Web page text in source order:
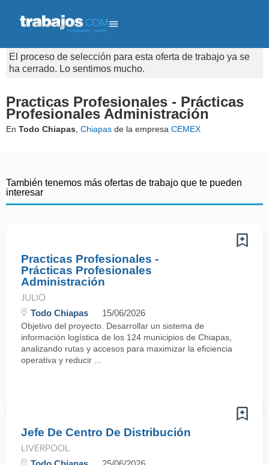
El proceso de selección para esta oferta de trabajo ya se
ha cerrado. Lo sentimos mucho.
Practicas Profesionales - Prácticas
Profesionales Administración
En Todo Chiapas Chiapas de la empresa CEMEX
También tenemos más ofertas de trabajo que te pueden
interesar
Practicas Profesionales -
Prácticas Profesionales
Administración
JULIO
Todo Chiapas 15/06/2026
Objetivo del proyecto. Desarrollar un sistema de
información logística de los 124 municipios de Chiapas,
analizando rutas y accesos para maximizar la eficiencia
operativa y reducir ...
Jefe De Centro De Distribución
LIVERPOOL